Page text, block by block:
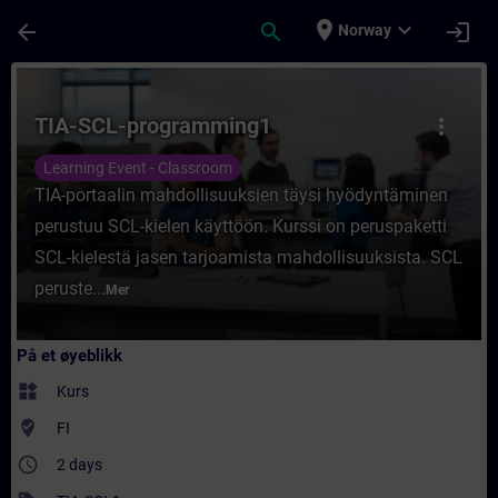
arrow_back search place Norway expand_more login
Kurs - TIA-SCL-programming1 -
more_vert
TIA-SCL-programming1
Learning Event - Classroom
TIA-portaalin mahdollisuuksien täysi hyödyntäminen
perustuu SCL-kielen käyttöön. Kurssi on peruspaketti
SCL-kielestä jasen tarjoamista mahdollisuuksista. SCL
peruste... Mer
På et øyeblikk
widgets Kurs
where_to_vote FI
access_time 2 days